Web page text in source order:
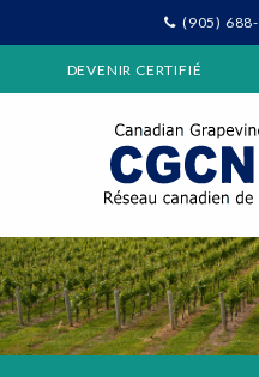
(905)
DEVENIR CERTIFIÉ